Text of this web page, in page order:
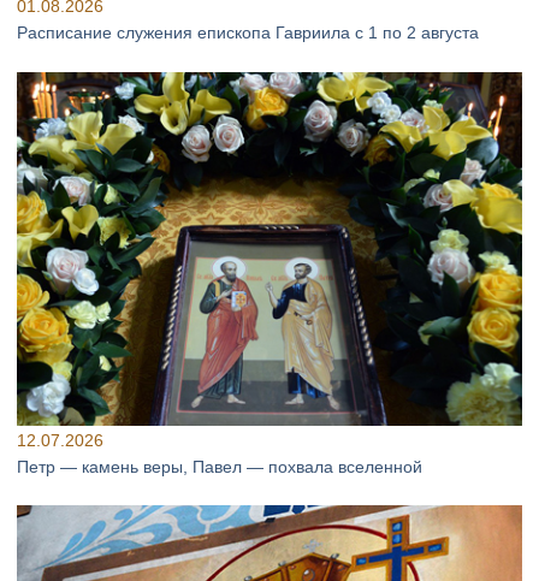
01.08.2026
Расписание служения епископа Гавриила с 1 по 2 августа
12.07.2026
Петр — камень веры, Павел — похвала вселенной